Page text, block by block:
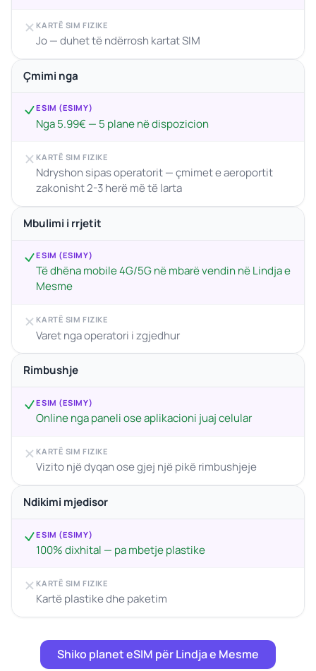
KARTË SIM FIZIKE
Jo — duhet të ndërrosh kartat SIM
Çmimi nga
ESIM (ESIMY)
Nga 5.99€ — 5 plane në dispozicion
KARTË SIM FIZIKE
Ndryshon sipas operatorit — çmimet e aeroportit
zakonisht 2-3 herë më të larta
Mbulimi i rrjetit
ESIM (ESIMY)
Të dhëna mobile 4G/5G në mbarë vendin në Lindja e
Mesme
KARTË SIM FIZIKE
Varet nga operatori i zgjedhur
Rimbushje
ESIM (ESIMY)
Online nga paneli ose aplikacioni juaj celular
KARTË SIM FIZIKE
Vizito një dyqan ose gjej një pikë rimbushjeje
Ndikimi mjedisor
ESIM (ESIMY)
100% dixhital — pa mbetje plastike
KARTË SIM FIZIKE
Kartë plastike dhe paketim
Shiko planet eSIM për Lindja e Mesme